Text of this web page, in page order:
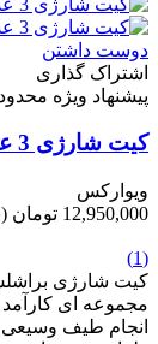
دوست داشتن
اشتراک گذاری
پیشنهاد ویژه محدود
کیت شارژی 3 عددی براشلس ویوارکس VR2403-BCK
ویوارکس
12,950,000 تومان
(1)
مجموعه ای
انجام طیف وسیعی